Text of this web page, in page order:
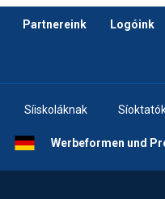
Partnereink Logóink
Síiskoláknak
Werbeformen und